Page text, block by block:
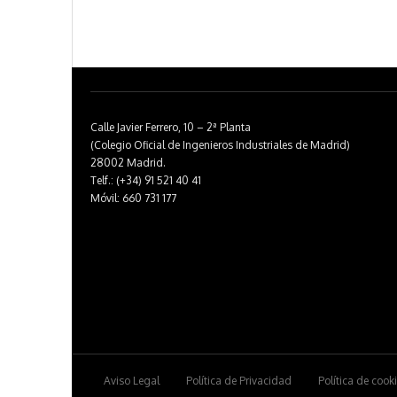
Calle Javier Ferrero, 10 – 2ª Planta
(Colegio Oficial de Ingenieros Industriales de Madrid)
28002 Madrid.
Telf.: (+34) 91 521 40 41
Móvil: 660 731 177
Aviso Legal Política de Privacidad Política de